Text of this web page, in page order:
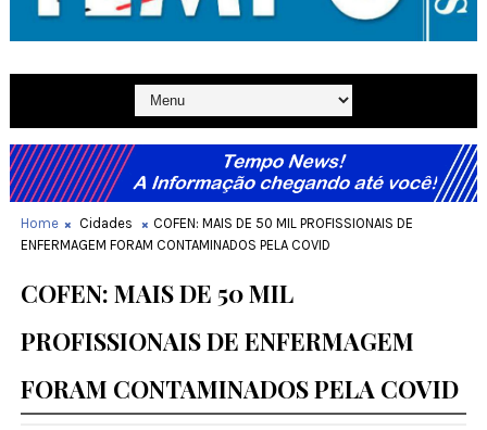
Home Cidades
COFEN: MAIS DE 50 MIL PROFISSIONAIS DE
ENFERMAGEM FORAM CONTAMINADOS PELA COVID
COFEN: MAIS DE 50 MIL
PROFISSIONAIS DE ENFERMAGEM
FORAM CONTAMINADOS PELA COVID